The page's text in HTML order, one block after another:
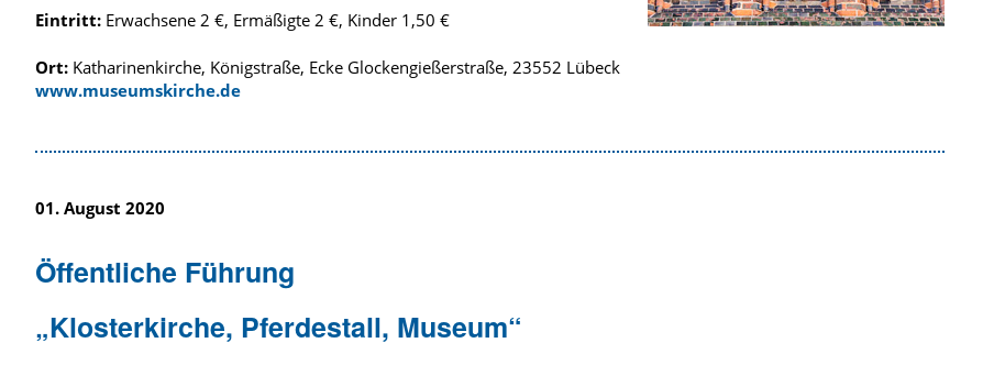
Eintritt: Erwachsene 2 €, Ermäßigte 2 €, Kinder 1,50 €
Ort: Katharinenkirche, Königstraße, Ecke Glockengießerstraße, 23552 Lübeck
www.museumskirche.de
01. August 2020
Öffentliche Führung
„Klosterkirche, Pferdestall, Museum“